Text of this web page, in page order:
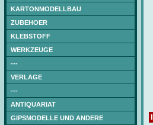
KARTONMODELLBAU
ZUBEHOER
KLEBSTOFF
WERKZEUGE
---
VERLAGE
---
ANTIQUARIAT
GIPSMODELLE UND ANDERE